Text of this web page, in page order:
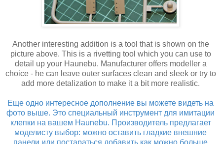
Another interesting addition is a tool that is shown on the
picture above. This is a rivetting tool which you can use to
detail up your Haunebu. Manufacturer offers modeller a
choice - he can leave outer surfaces clean and sleek or try to
add more detalization to make it a bit more realistic.
Еще одно интересное дополнение вы можете видеть на
фото выше. Это специальный инструмент для имитации
клепки на вашем Haunebu. Производитель предлагает
моделисту выбор: можно оставить гладкие внешние
панели или постараться добавить как можно больше